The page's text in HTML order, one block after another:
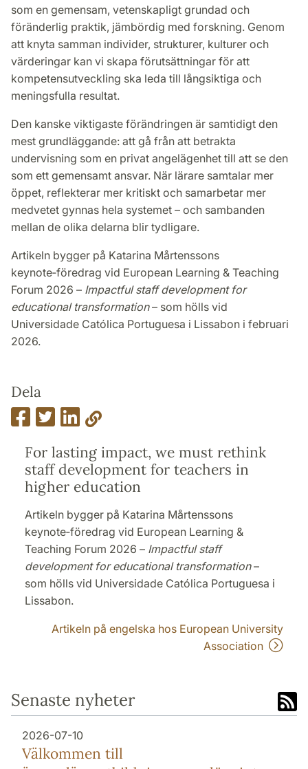
som en gemensam, vetenskapligt grundad och
föränderlig praktik, jämbördig med forskning. Genom
att knyta samman individer, strukturer, kulturer och
värderingar kan vi skapa förutsättningar för att
kompetensutveckling ska leda till långsiktiga och
meningsfulla resultat.
Den kanske viktigaste förändringen är samtidigt den
mest grundläggande: att gå från att betrakta
undervisning som en privat angelägenhet till att se den
som ett gemensamt ansvar. När lärare samtalar mer
öppet, reflekterar mer kritiskt och samarbetar mer
medvetet gynnas hela systemet – och sambanden
mellan de olika delarna blir tydligare.
Artikeln bygger på Katarina Mårtenssons
keynote‑föredrag vid European Learning & Teaching
Forum 2026 – Impactful staff development for
educational transformation– som hölls vid
Universidade Católica Portuguesa i Lissabon i februari
2026.
Dela
For lasting impact, we must rethink
staff development for teachers in
higher education
Artikeln bygger på Katarina Mårtenssons
keynote‑föredrag vid European Learning &
Teaching Forum 2026 – Impactful staff
development for educational transformation–
som hölls vid Universidade Católica Portuguesa i
Lissabon.
Artikeln på engelska hos European University
Association
Senaste nyheter
2026-07-10
Välkommen till